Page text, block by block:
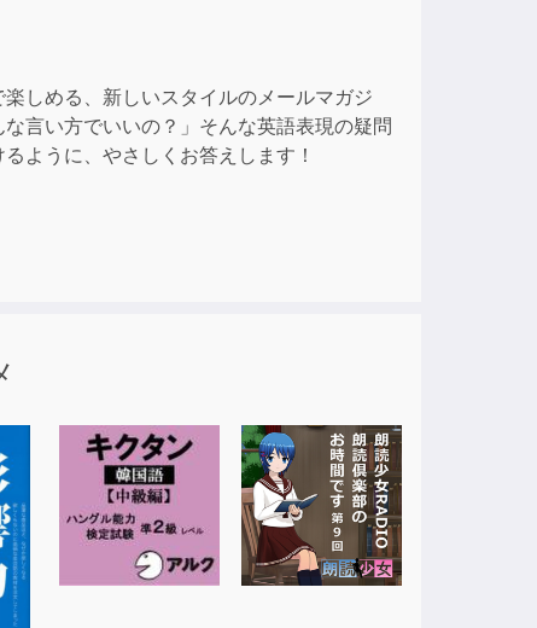
しめる、新しいスタイルのメールマガジ
言い方でいいの？」そんな英語表現の疑問
ように、やさしくお答えします！